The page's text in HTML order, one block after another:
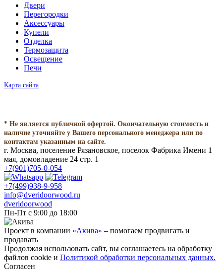
Двери
Перегородки
Аксессуары
Купели
Отделка
Термозащита
Освещение
Печи
Карта сайта
* Не является публичной офертой. Окончательную стоимость и
наличие уточняйте у Вашего персонального менеджера или по
контактам указанным на сайте.
г. Москва, поселение Рязановское, поселок Фабрика Имени 1
мая, домовладение 24 стр. 1
+7(901)705-0-054
+7(499)938-9-958
info@dveridoorwood.ru
dveridoorwood
Пн-Пт с 9:00 до 18:00
Проект в компании «Акива» – помогаем продвигать и
продавать
Продолжая использовать сайт, вы соглашаетесь на обработку
файлов cookie и Политикой обработки персональных данных.
Согласен